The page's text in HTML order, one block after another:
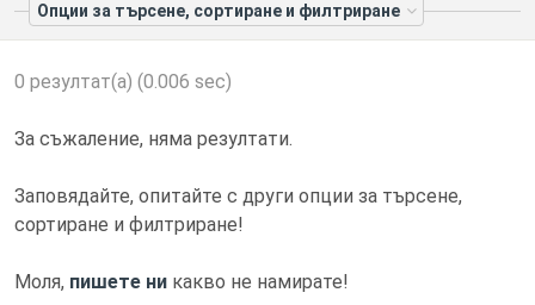
Опции за търсене, сортиране и филтриране
0 резултат(а) (0.006 sec)
За съжаление, няма резултати.
Заповядайте, опитайте с други опции за търсене,
сортиране и филтриране!
Моля, пишете ни какво не намирате!